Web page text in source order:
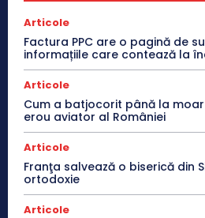
Articole
Factura PPC are o pagină de
informațiile care contează la
Articole
Cum a batjocorit până la
erou aviator al României
Articole
Franţa salvează o biserică din
ortodoxie
Articole